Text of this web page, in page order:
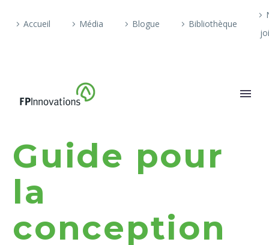
Accueil Média Blogue Bibliothèque
Guide pour
la
conception